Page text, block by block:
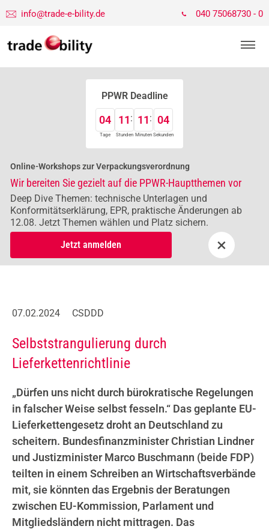
info@trade-e-bility.de 040 75068730 - 0
PPWR Deadline
04
Tage
11
Stunden
11
Minuten
04
Sekunden
Online-Workshops zur Verpackungsverordnung
Wir bereiten Sie gezielt auf die PPWR-Hauptthemen vor
Deep Dive Themen: technische Unterlagen und
Konformitätserklärung, EPR, praktische Änderungen ab
12.08. Jetzt Themen wählen und Platz sichern.
Jetzt anmelden
×
07.02.2024 CSDDD
Selbststrangulierung durch
Lieferkettenrichtlinie
„Dürfen uns nicht durch bürokratische Regelungen
in falscher Weise selbst fesseln.“ Das geplante EU-
Lieferkettengesetz droht an Deutschland zu
scheitern. Bundesfinanzminister Christian Lindner
und Justizminister Marco Buschmann (beide FDP)
teilten in einem Schreiben an Wirtschaftsverbände
mit, sie könnten das Ergebnis der Beratungen
zwischen EU-Kommission, Parlament und
Mitgliedsländern nicht mittragen. Das